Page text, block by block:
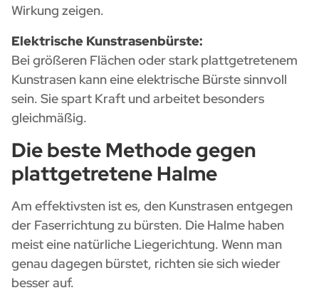
Wirkung zeigen.
Elektrische Kunstrasenbürste:
Bei größeren Flächen oder stark plattgetretenem
Kunstrasen kann eine elektrische Bürste sinnvoll
sein. Sie spart Kraft und arbeitet besonders
gleichmäßig.
Die beste Methode gegen
plattgetretene Halme
Am effektivsten ist es, den Kunstrasen entgegen
der Faserrichtung zu bürsten. Die Halme haben
meist eine natürliche Liegerichtung. Wenn man
genau dagegen bürstet, richten sie sich wieder
besser auf.